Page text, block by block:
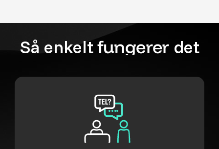
Så enkeltfungererdet